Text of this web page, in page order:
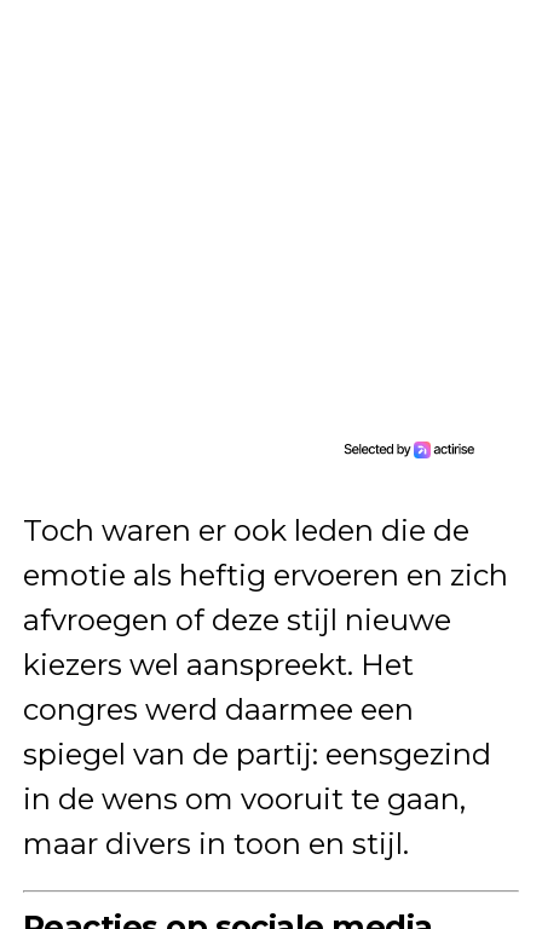
Toch waren er ook leden die de
emotie als heftig ervoeren en zich
afvroegen of deze stijl nieuwe
kiezers wel aanspreekt. Het
congres werd daarmee een
spiegel van de partij: eensgezind
in de wens om vooruit te gaan,
maar divers in toon en stijl.